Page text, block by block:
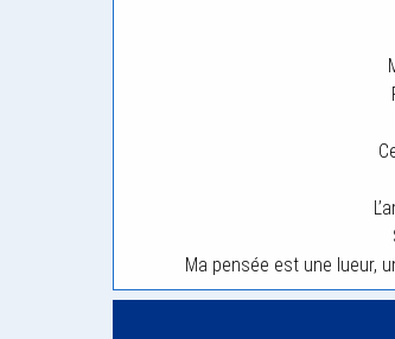
Ma pensée est une lueur,